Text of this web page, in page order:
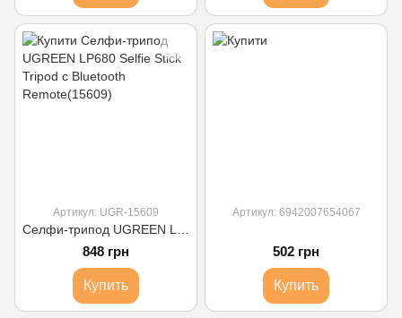
Артикул: UGR-15609
848 грн
Купить
Артикул: 6942007654067
502 грн
Купить